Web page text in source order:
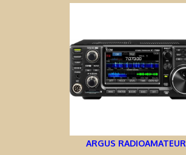
ARGUS RADIOAMATEUR